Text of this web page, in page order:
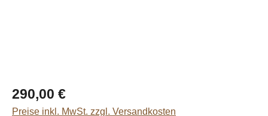
Regulärer Preis:
290,00 €
Preise inkl. MwSt. zzgl. Versandkosten